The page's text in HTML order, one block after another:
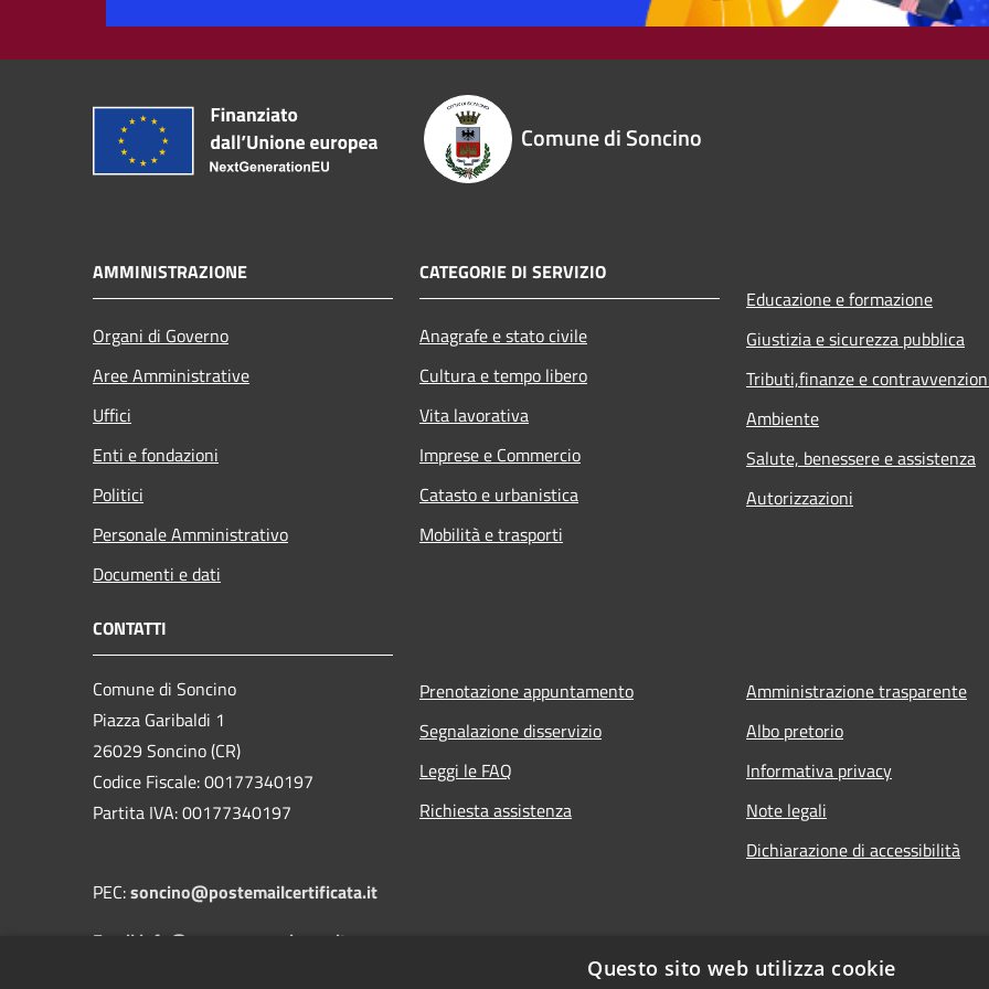
Comune di Soncino
AMMINISTRAZIONE
Organi di Governo
Aree Amministrative
Uffici
Enti e fondazioni
Politici
Personale Amministrativo
Documenti e dati
CATEGORIE DI SERVIZIO
Anagrafe e stato civile
Cultura e tempo libero
Vita lavorativa
Imprese e Commercio
Catasto e urbanistica
Mobilità e trasporti
Educazione e formazione
Giustizia e sicurezza pubblica
Tributi,finanze e
Ambiente
Salute, benessere e assistenza
Autorizzazioni
CONTATTI
Comune di Soncino
Piazza Garibaldi 1
26029 Soncino (CR)
Codice Fiscale: 00177340197
Partita IVA: 00177340197
PEC:soncino@postemailcertificata.it
Email:info@comune.soncino.cr.it
Prenotazione appuntamento
Segnalazione disservizio
Leggi le FAQ
Richiesta assistenza
Amministrazione trasparente
Albo pretorio
Informativa privacy
Note legali
Dichiarazione di accessibilità
Questo sito web utilizza cookie